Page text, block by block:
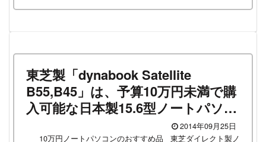
東芝製「dynabook Satellite
B55,B45」は、予算10万円未満で購
入可能な日本製15.6型ノートパソコ
ンの中では最強だった件！（会員価
2014年09月25日
10万円ノートパソコンのおすすめ品
東芝ダイレクト製ノ